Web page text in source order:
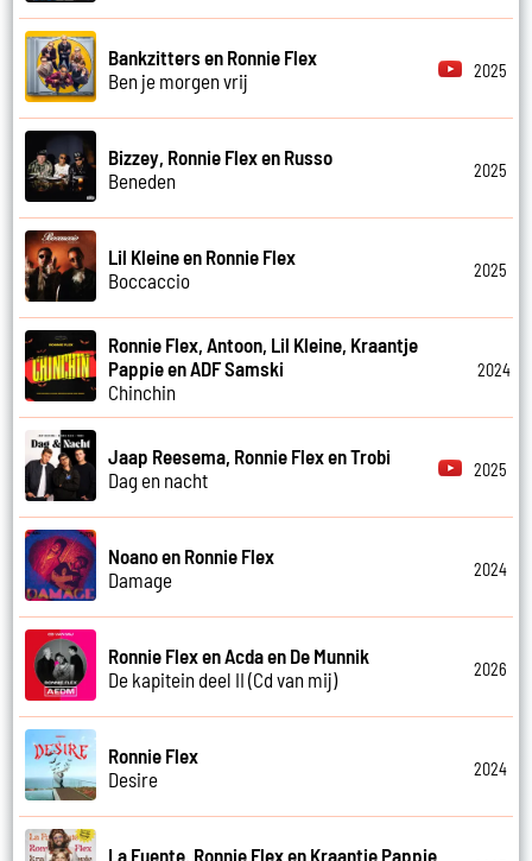
Bankzitters en Ronnie Flex
Ben je morgen vrij
2025
Bizzey, Ronnie Flex en Russo
Beneden
2025
Lil Kleine en Ronnie Flex
Boccaccio
2025
Ronnie Flex, Antoon, Lil Kleine, Kraantje
Pappie en ADF Samski
Chinchin
2024
Jaap Reesema, Ronnie Flex en Trobi
Dag en nacht
2025
Noano en Ronnie Flex
Damage
2024
Ronnie Flex en Acda en De Munnik
De kapitein deel II (Cd van mij)
2026
Ronnie Flex
Desire
2024
La Fuente, Ronnie Flex en Kraantje Pappie